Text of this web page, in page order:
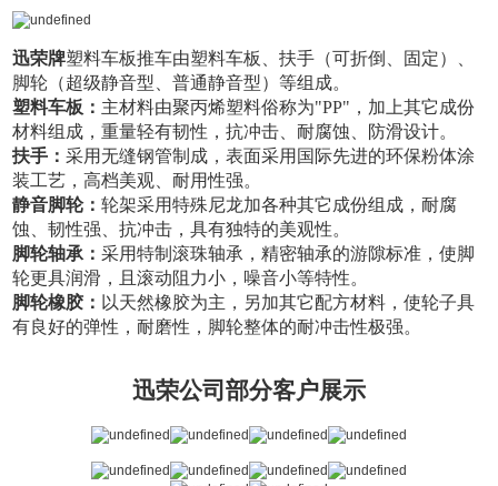
迅荣牌塑料车板推车由塑料车板、扶手（可折倒、固定）、
脚轮（超级静音型、普通静音型）等组成。
塑料车板： 主材料由聚丙烯塑料俗称为"PP" ，加上其它成份
材料组成，重量轻有韧性，抗冲击、耐腐蚀、防滑设计。
扶手：采用无缝钢管制成，表面采用国际先进的环保粉体涂
装工艺，高档美观、耐用性强。
静音脚轮：轮架采用特殊尼龙加各种其它成份组成，耐腐
蚀、韧性强、抗冲击，具有独特的美观性。
脚轮轴承：采用特制滚珠轴承，精密轴承的游隙标准，使脚
轮更具润滑，且滚动阻力小，噪音小等特性。
脚轮橡胶： 以天然橡胶为主，另加其它配方材料，使轮子具
有良好的弹性，耐磨性，脚轮整体的耐冲击性极强。
迅荣公司部分客户展示